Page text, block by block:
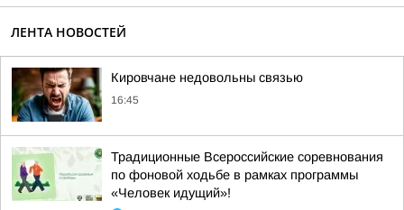
ЛЕНТА НОВОСТЕЙ
Кировчане недовольны связью
16:45
Традиционные Всероссийские соревнования
по фоновой ходьбе в рамках программы
«Человек идущий»!